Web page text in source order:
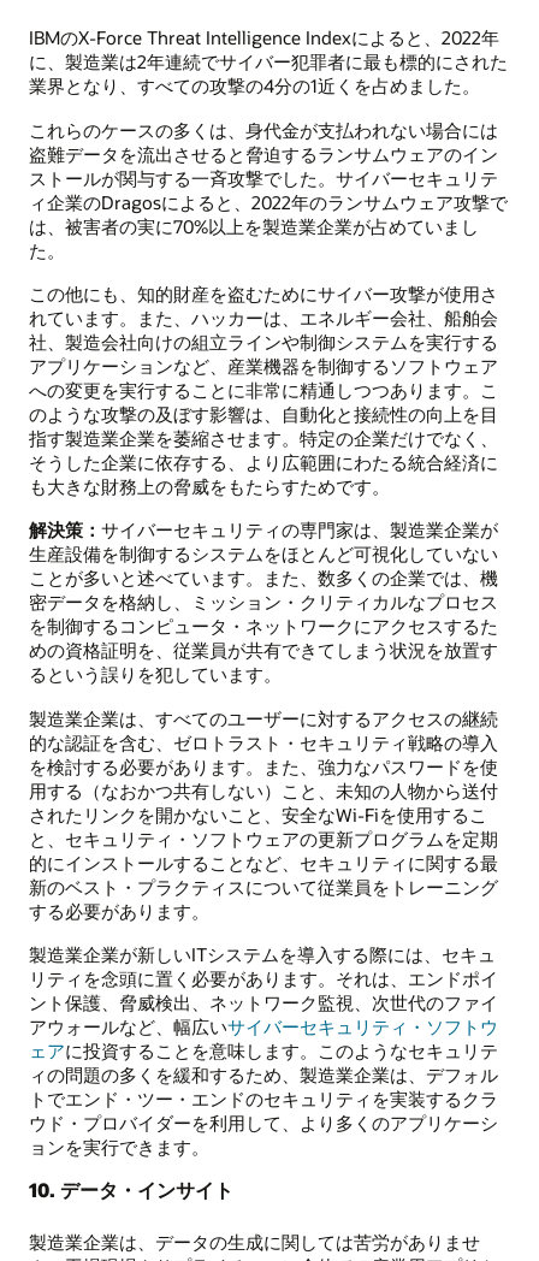
IBMのX-Force Threat Intelligence Indexによると、2022年
に、製造業は2年連続でサイバー犯罪者に最も標的にされた
業界となり、すべての攻撃の4分の1近くを占めました。
これらのケースの多くは、身代金が支払われない場合には
盗難データを流出させると脅迫するランサムウェアのイン
ストールが関与する一斉攻撃でした。サイバーセキュリテ
ィ企業のDragosによると、2022年のランサムウェア攻撃で
は、被害者の実に70%以上を製造業企業が占めていまし
た。
この他にも、知的財産を盗むためにサイバー攻撃が使用さ
れています。また、ハッカーは、エネルギー会社、船舶会
社、製造会社向けの組立ラインや制御システムを実行する
アプリケーションなど、産業機器を制御するソフトウェア
への変更を実行することに非常に精通しつつあります。こ
のような攻撃の及ぼす影響は、自動化と接続性の向上を目
指す製造業企業を萎縮させます。特定の企業だけでなく、
そうした企業に依存する、より広範囲にわたる統合経済に
も大きな財務上の脅威をもたらすためです。
解決策： サイバーセキュリティの専門家は、製造業企業が
生産設備を制御するシステムをほとんど可視化していない
ことが多いと述べています。また、数多くの企業では、機
密データを格納し、ミッション・クリティカルなプロセス
を制御するコンピュータ・ネットワークにアクセスするた
めの資格証明を、従業員が共有できてしまう状況を放置す
るという誤りを犯しています。
製造業企業は、すべてのユーザーに対するアクセスの継続
的な認証を含む、ゼロトラスト・セキュリティ戦略の導入
を検討する必要があります。また、強力なパスワードを使
用する（なおかつ共有しない）こと、未知の人物から送付
されたリンクを開かないこと、安全なWi-Fiを使用するこ
と、セキュリティ・ソフトウェアの更新プログラムを定期
的にインストールすることなど、セキュリティに関する最
新のベスト・プラクティスについて従業員をトレーニング
する必要があります。
製造業企業が新しいITシステムを導入する際には、セキュ
リティを念頭に置く必要があります。それは、エンドポイ
ント保護、脅威検出、ネットワーク監視、次世代のファイ
アウォールなど、幅広いサイバーセキュリティ・ソフトウ
ェアに投資することを意味します。このようなセキュリテ
ィの問題の多くを緩和するため、製造業企業は、デフォル
トでエンド・ツー・エンドのセキュリティを実装するクラ
ウド・プロバイダーを利用して、より多くのアプリケーシ
ョンを実行できます。
10. データ・インサイト
製造業企業は、データの生成に関しては苦労がありませ